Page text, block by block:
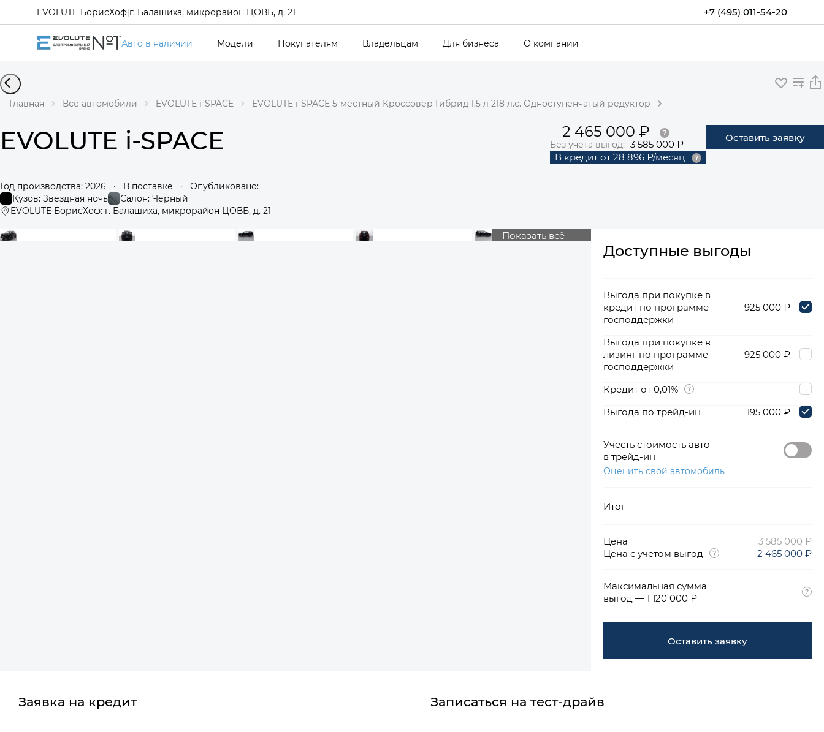
+7 (495) 011-54-20
EVOLUTE БорисХоф|г. Балашиха, микрорайон ЦОВБ, д. 21
Авто в наличии Модели Покупателям Владельцам Для бизнеса О компании
Главная Все автомобили EVOLUTE i-SPACE EVOLUTE i-SPACE 5-местный Кроссовер Гибрид 1,5 л 218 л.с. Одноступенчатый редуктор
EVOLUTE i-SPACE
Год производства: 2026 · В поставке ·
Опубликовано:
Кузов: Звездная ночь
Салон: Черный
EVOLUTE БорисХоф: г. Балашиха, микрорайон ЦОВБ, д. 21
2 465 000 ₽
Без учёта выгод: 3 585 000 ₽
В кредит от 28 896 ₽/месяц
Оставить заявку
Показать всё
Доступные выгоды
Выгода при покупке в
кредит по программе
господдержки
925 000 ₽
Выгода при покупке в
лизинг по программе
господдержки
925 000 ₽
Кредит от 0,01%
Выгода по трейд-ин
195 000 ₽
Учесть стоимость авто
в трейд-ин
Оценить свой автомобиль
Итог
Цена
3 585 000 ₽
Цена с учетом выгод
2 465 000 ₽
Максимальная сумма
выгод — 1 120 000 ₽
Оставить заявку
Заявка на кредит Записаться на тест-драйв